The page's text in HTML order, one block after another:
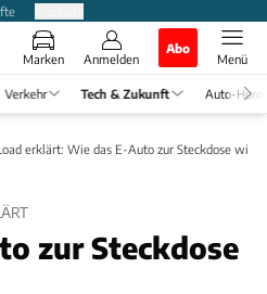
Marken Anmelden
Abo
Menü
Verkehr Tech & Zukunft Auto-
erklärt: Wie das E-Auto zur Steckdose wird
zur Steckdose